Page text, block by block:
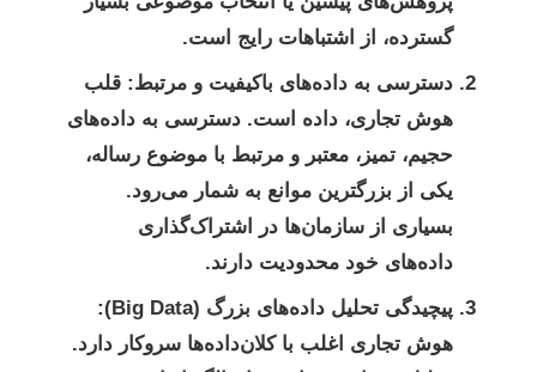
گسترده، از اشتباهات رایج است.
دسترسی به داده‌های باکیفیت و مرتبط: قلب
هوش تجاری، داده است. دسترسی به داده‌های
حجیم، تمیز، معتبر و مرتبط با موضوع رساله،
یکی از بزرگترین موانع به شمار می‌رود.
بسیاری از سازمان‌ها در اشتراک‌گذاری
داده‌های خود محدودیت دارند.
پیچیدگی تحلیل داده‌های بزرگ (Big Data):
هوش تجاری اغلب با کلان‌داده‌ها سروکار دارد.